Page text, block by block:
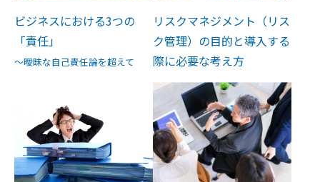
ビジネスにおける3つの
「責任」
～曖昧な自己責任論を超えて
リスクマネジメント（リス
ク管理）の目的と導入する
際に必要な考え方